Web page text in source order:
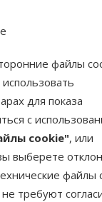
файлы
для показа
с
cookie", или
выберете
файлы
требуют
банка
кошка
г
72501